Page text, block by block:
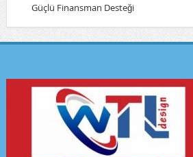
Güçlü Finansman Desteği